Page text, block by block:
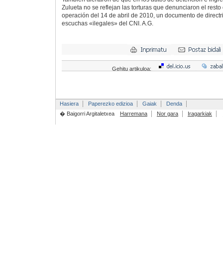
Zulueta no se reflejan las torturas que denunciaron el
operación del 14 de abril de 2010, un documento de
escuchas «ilegales» del CNI. A.G.
Gehitu artikuloa:
Hasiera Paperezko edizioa Gaiak
Denda
� Baigorri Argitaletxea
Harremana Nor gara Iragarkiak